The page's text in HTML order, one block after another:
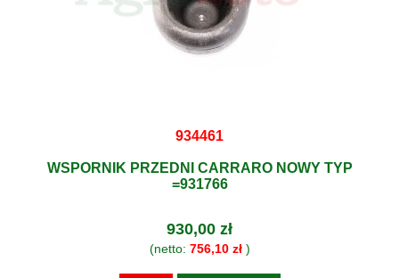
934461
WSPORNIK PRZEDNI CARRARO NOWY TYP
=931766
930,00 zł
(netto: 756,10 zł)